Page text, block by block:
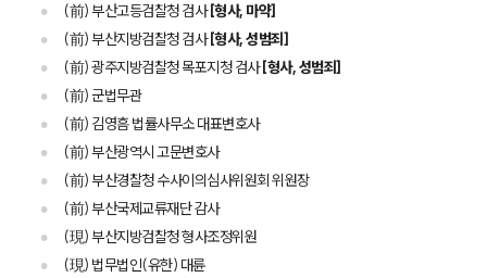
(前) 부산고등검찰청 검사[형사, 마약]
(前) 부산지방검찰청 검사[형사, 성범죄]
(前) 광주지방검찰청 목포지청 검사[형사, 성범죄]
(前) 군법무관
(前) 김영흠 법률사무소 대표변호사
(前) 부산광역시 고문변호사
(前) 부산경찰청 수사이의심사위원회 위원장
(前) 부산국제교류재단 감사
(現) 부산지방검찰청 형사조정위원
(現) 법무법인(유한) 대륜